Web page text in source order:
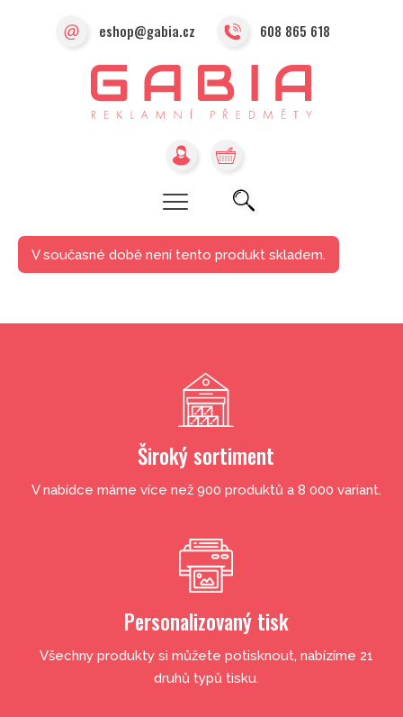
eshop@gabia.cz 608 865 618
V současné době není tento produkt skladem.
Široký sortiment
V nabídce máme více než 900 produktů a 8 000 variant.
Personalizovaný tisk
Všechny produkty si můžete potisknout, nabízíme 21
druhů typů tisku.